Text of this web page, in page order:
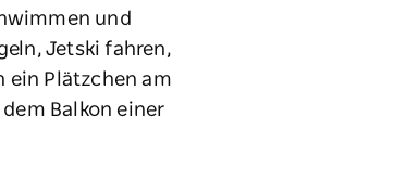
und
Jetski fahren,
ein Plätzchen am
Balkon einer